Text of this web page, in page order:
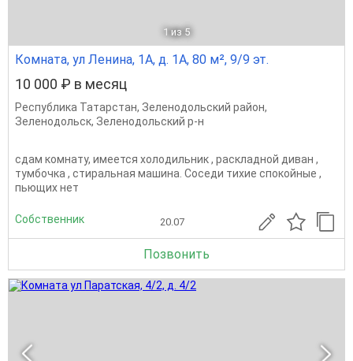
1 из 5
Комната, ул Ленина, 1А, д. 1А, 80 м², 9/9 эт.
10 000 ₽ в месяц
Республика Татарстан, Зеленодольский район,
Зеленодольск, Зеленодольский р-н
сдам комнату, имеется холодильник , раскладной диван ,
тумбочка , стиральная машина. Соседи тихие спокойные ,
пьющих нет
Собственник 20.07
Позвонить